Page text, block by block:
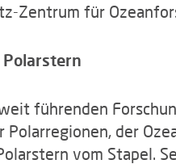
Zentrum für
führenden
Polarregionen, der
vom Stapel.